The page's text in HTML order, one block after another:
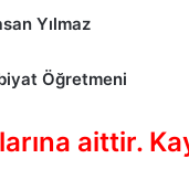
aittir.